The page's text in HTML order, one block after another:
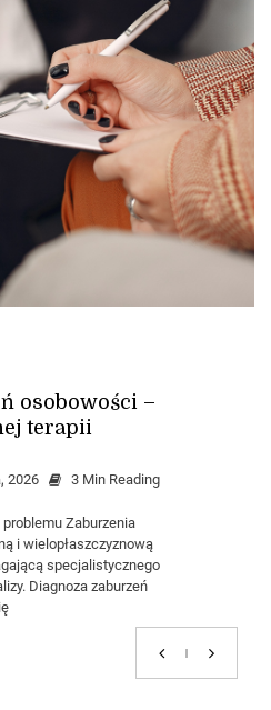
osobowości –
terapii
2026 3 Min Reading
Zaburzenia
i wielopłaszczyznową
specjalistycznego
Diagnoza zaburzeń